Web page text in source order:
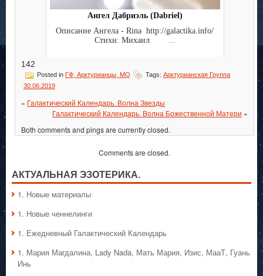
Ангел Дабриэль (Dabriel)
Описание Ангела - Rina http://galactika.info/
Стихи: Михаил ...
142
Posted in ГФ, Арктурианцы, MQ Tags: Арктурианская Группа
30.06.2019
« Галактический Календарь. Волна Звезды
Галактический Календарь. Волна Божественной Матери »
Both comments and pings are currently closed.
Comments are closed.
АКТУАЛЬНАЯ ЭЗОТЕРИКА.
1. Hовые материалы
1. Hовые ченнелинги
1. Ежедневный Галактический Календарь
1. Мария Магдалина, Lady Nada, Мать Мария, Изис, МааТ, Гуань
Инь